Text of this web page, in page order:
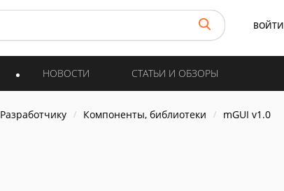
ВОЙТИ
НОВОСТИ СТАТЬИ И ОБЗОРЫ
Разработчику Компоненты, библиотеки mGUI v1.0